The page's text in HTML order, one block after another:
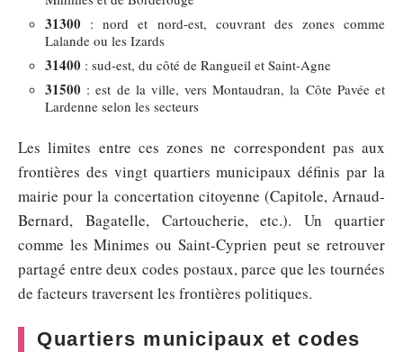
31300 : nord et nord-est, couvrant des zones comme
Lalande ou les Izards
31400 : sud-est, du côté de Rangueil et Saint-Agne
31500 : est de la ville, vers Montaudran, la Côte Pavée et
Lardenne selon les secteurs
Les limites entre ces zones ne correspondent pas aux
frontières des vingt quartiers municipaux définis par la
mairie pour la concertation citoyenne (Capitole, Arnaud-
Bernard, Bagatelle, Cartoucherie, etc.). Un quartier
comme les Minimes ou Saint-Cyprien peut se retrouver
partagé entre deux codes postaux, parce que les tournées
de facteurs traversent les frontières politiques.
Quartiers municipaux et codes